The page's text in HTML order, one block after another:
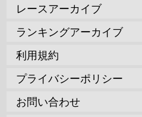
レースアーカイブ
ランキングアーカイブ
利用規約
プライバシーポリシー
お問い合わせ